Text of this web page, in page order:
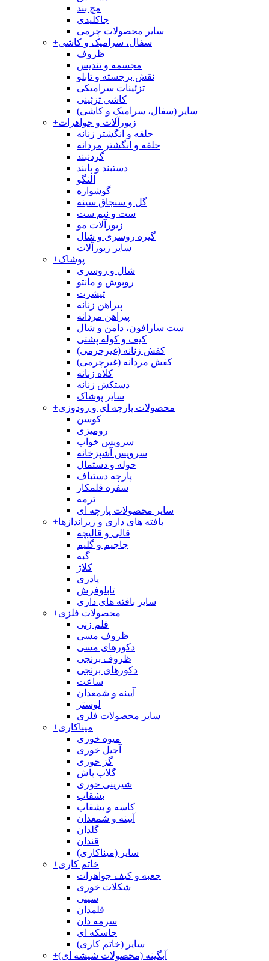
مچ بند
جاکلیدی
سایر محصولات چرمی
+سفال، سرامیک و کاشی
ظروف
مجسمه و تندیس
نقش برجسته و تابلو
تزئینات سرامیکی
کاشی تزئینی
سایر (سفال، سرامیک و کاشی)
+زیورآلات و جواهرات
حلقه و انگشتر زنانه
حلقه و انگشتر مردانه
گردنبند
دستبند و پابند
النگو
گوشواره
گل و سنجاق سینه
ست و نیم ست
زیورآلات مو
گیره روسری و شال
سایر زیورآلات
+پوشاک
شال و روسری
روپوش و مانتو
تیشرت
پیراهن زنانه
پیراهن مردانه
ست سارافون، دامن و شال
کیف و کوله پشتی
کفش زنانه (غیرچرمی)
کفش مردانه (غیرچرمی)
کلاه زنانه
دستکش زنانه
سایر پوشاک
+محصولات پارچه ای و رودوزی
کوسن
رومیزی
سرویس خواب
سرویس آشپزخانه
حوله و دستمال
پارچه دستباف
سفره قلمکار
ترمه
سایر محصولات پارچه ای
+بافته های داری و زیراندازها
قالی و قالیچه
جاجیم و گلیم
گبه
کلاژ
پادری
تابلوفرش
سایر بافته های داری
+محصولات فلزی
قلم زنی
ظروف مسی
دکورهای مسی
ظروف برنجی
دکورهای برنجی
ساعت
آیینه و شمعدان
لوستر
سایر محصولات فلزی
+میناکاری
میوه خوری
آجیل خوری
گز خوری
گلاب پاش
شیرینی خوری
بشقاب
کاسه و بشقاب
آیینه و شمعدان
گلدان
قندان
سایر (میناکاری)
+خاتم کاری
جعبه و کیف جواهرات
شکلات خوری
سینی
قلمدان
سرمه دان
جاسکه ای
سایر (خاتم کاری)
+آبگینه (محصولات شیشه ای)